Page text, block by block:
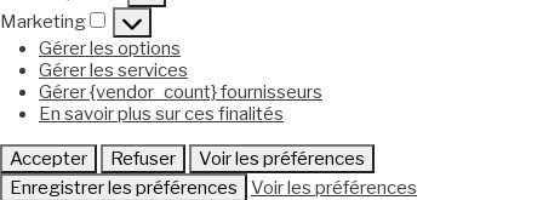
Statistiques
Marketing
Marketing
Gérer les options
Gérer les services
Gérer {vendor_count} fournisseurs
En savoir plus sur ces finalités
Accepter Refuser
Voir les préférences
Enregistrer les préférences
Voir les préférences